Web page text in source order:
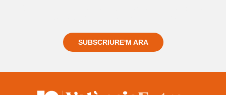
SUBSCRIURE'M ARA